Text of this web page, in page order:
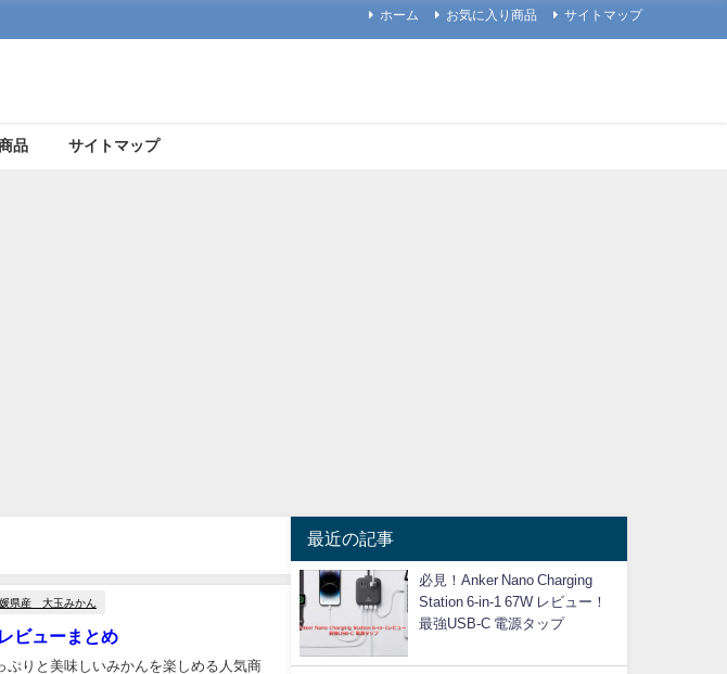
ホーム お気に入り商品 サイトマップ
品 サイトマップ
県産 大玉みかん
ビューまとめ
りと美味しいみかんを楽しめる人気商
最近の記事
必見！Anker Nano Charging
Station 6-in-1 67W レビュー！
最強USB-C 電源タップ